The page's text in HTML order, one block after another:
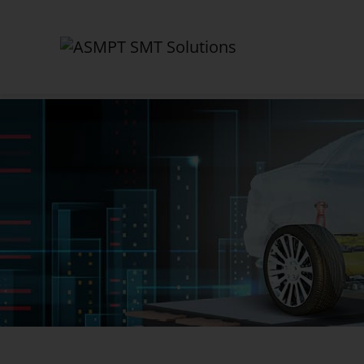
✕
Aktuelles
News
Presse
Webinare